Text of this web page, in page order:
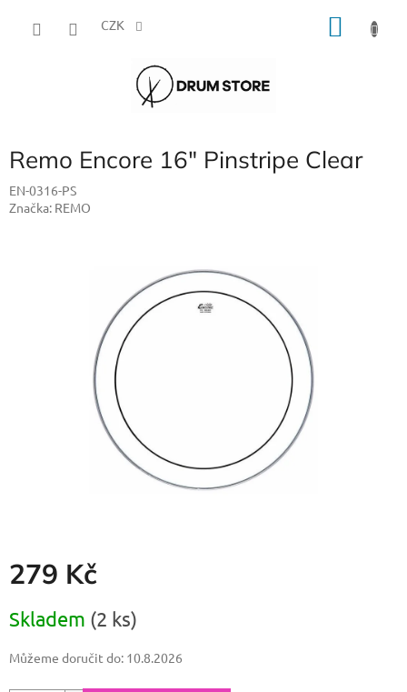
CZK
Remo Encore 16" Pinstripe Clear
EN-0316-PS
Značka: REMO
279 Kč
cena:
Skladem (2 ks)
Můžeme doručit do: 10.8.2026